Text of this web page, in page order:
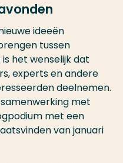
ideeën
tussen
het wenselijk dat
experts en andere
deelnemen.
met
met een
van januari